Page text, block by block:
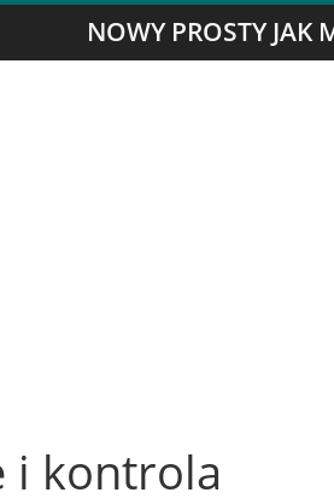
NOWY PROSTY JAK
i kontrola